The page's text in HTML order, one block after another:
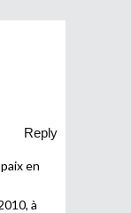
Reply
en
à